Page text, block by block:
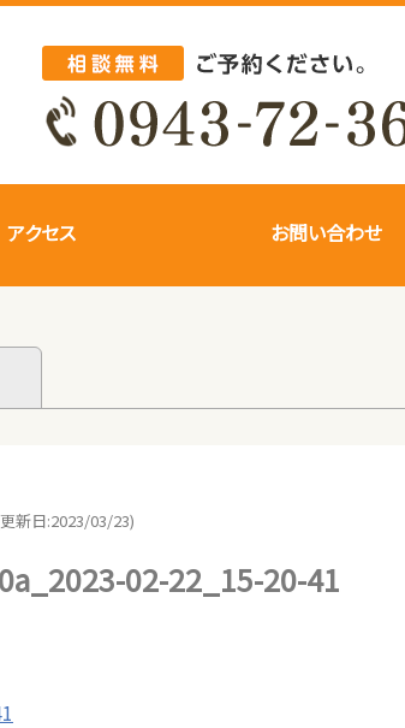
アクセス お問い合わせ
新日:2023/03/23)
02-22_15-20-41